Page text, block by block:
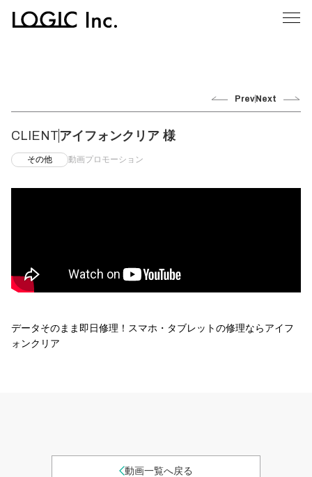
Prev Next
CLIENTアイフォンクリア 様
その他 動画プロモーション
データそのまま即日修理！スマホ・タブレットの修理ならアイフ
ォンクリア
動画一覧へ戻る